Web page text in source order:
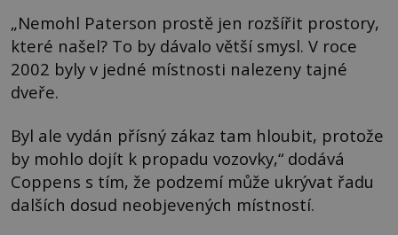
„Nemohl Paterson prostě jen rozšířit prostory,
které našel? To by dávalo větší smysl. V roce
2002 byly v jedné místnosti nalezeny tajné
dveře.
Byl ale vydán přísný zákaz tam hloubit, protože
by mohlo dojít k propadu vozovky,“ dodává
Coppens s tím, že podzemí může ukrývat řadu
dalších dosud neobjevených místností.